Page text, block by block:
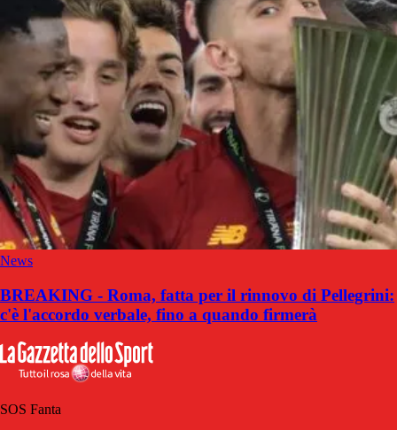
News
BREAKING - Roma, fatta per il rinnovo di Pellegrini:
c'è l'accordo verbale, fino a quando firmerà
SOS Fanta